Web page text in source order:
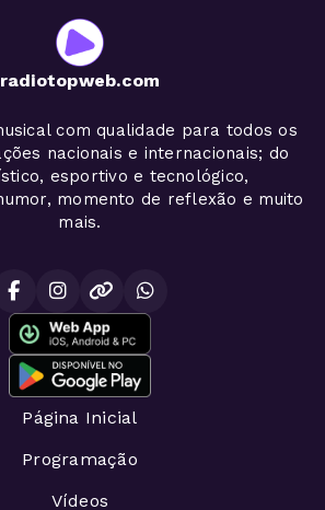
radiotopweb.com
com qualidade para todos os
nacionais e internacionais; do
esportivo e tecnológico,
momento de reflexão e muito
mais.
Página Inicial
Programação
Vídeos